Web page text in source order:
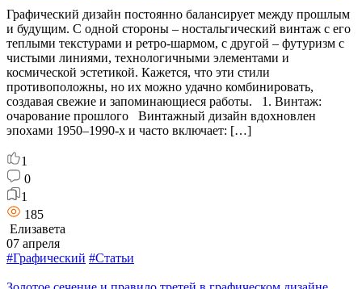
Графический дизайн постоянно балансирует между прошлым
и будущим. С одной стороны – ностальгический винтаж с его
теплыми текстурами и ретро-шармом, с другой – футуризм с
чистыми линиями, технологичными элементами и
космической эстетикой. Кажется, что эти стили
противоположны, но их можно удачно комбинировать,
создавая свежие и запоминающиеся работы. 1. Винтаж:
очарование прошлого Винтажный дизайн вдохновлен
эпохами 1950–1990-х и часто включает: […]
1
0
1
185
Елизавета
07 апреля
#Графический #Статьи